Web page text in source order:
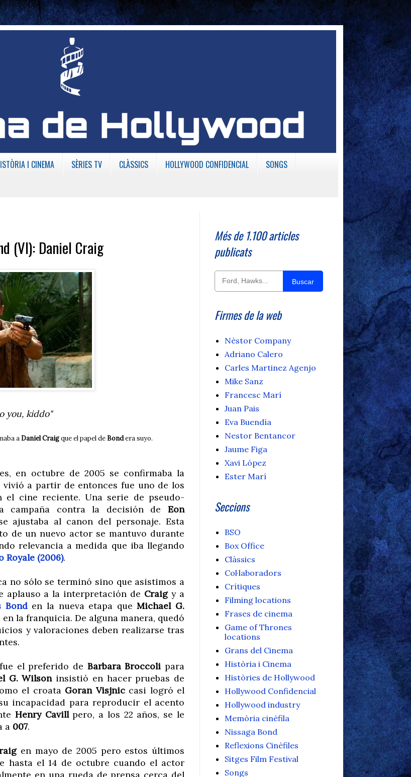
I CINEMA SÈRIES TV CLÀSSICS HOLLYWOOD CONFIDENCIAL
SONGS
(VI): Daniel Craig
you, kiddo"
aDaniel Craigque el papel deBondera suyo.
en octubre de 2005 se confirmaba la
vivió a partir de entonces fue uno de los
el cine reciente. Una serie de pseudo-
campaña contra la decisión de Eon
ajustaba al canon del personaje. Esta
de un nuevo actor se mantuvo durante
relevancia a medida que iba llegando
Royale (2006).
no sólo se terminó sino que asistimos a
aplauso a la interpretación de Craigy a
Bonden la nueva etapa queMichael G.
la franquicia. De alguna manera, quedó
y valoraciones deben realizarse tras
el preferido de Barbara Broccoli para
G. Wilsoninsistió en hacer pruebas de
el croata Goran Visjniccasi logró el
incapacidad para reproducir el acento
Henry Cavillpero, a los 22 años, se le
a 007.
en mayo de 2005 pero estos últimos
hasta el 14 de octubre cuando el actor
en una rueda de prensa cerca del
Més de 1.100 articles
publicats
Buscar
Firmes de la web
Nèstor Company
Adriano Calero
Carles Martinez Agenjo
Mike Sanz
Francesc Marí
Juan Pais
Eva Buendía
Nestor Bentancor
Jaume Figa
Xavi López
Ester Marí
Seccions
BSO
Box Office
Clàssics
Col·laboradors
Crítiques
Filming locations
Frases de cinema
Game of Thrones
locations
Grans del Cinema
Història i Cinema
Històries de Hollywood
Hollywood Confidencial
Hollywood industry
Memòria cinèfila
Nissaga Bond
Reflexions Cinèfiles
Sitges Film Festival
Songs